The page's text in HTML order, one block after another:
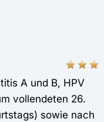
A und B, HPV
vollendeten 26.
sowie nach